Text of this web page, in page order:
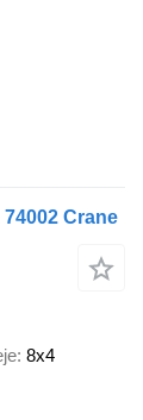
Crane
8x4